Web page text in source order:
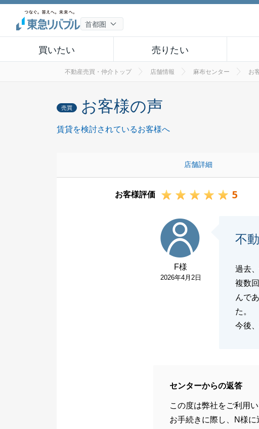
買いたい 売りたい
不動産売買・仲介トップ 店舗情報 麻布センター お
売買 お客様の声
賃貸を検討されているお客様へ
店舗詳細
お客様評価 5
F様
2026年4月2日
不
過去
複数
んで
た。
今後
センターからの返答
この度は弊社をご利用
お手続きに際し、N様